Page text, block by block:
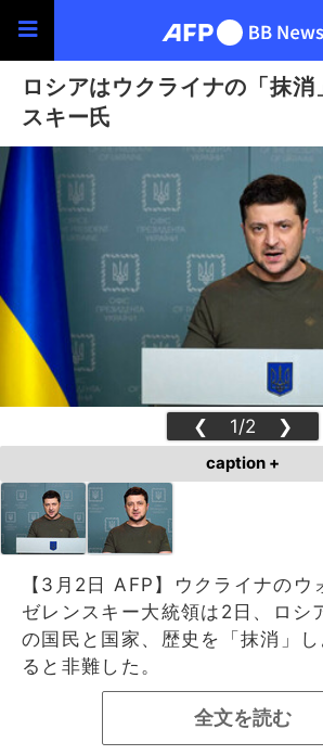
ロシアはウクライナの「抹消
スキー氏
❮ 1/2 ❯
caption +
【3月2日 AFP】ウクライナのウ
ゼレンスキー大統領は2日、ロシ
の国民と国家、歴史を「抹消」
ると非難した。
全文を読む